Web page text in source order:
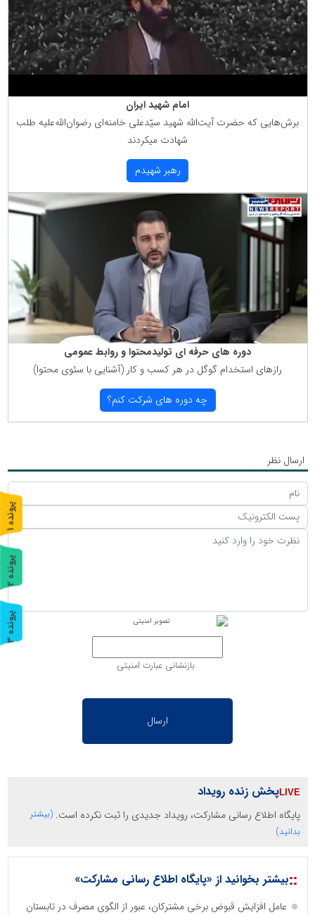
امام شهید ایران
برش‌هایی كه حضرت آیت‌الله شهید سیّدعلی خامنه‌ای رضوان‌الله‌علیه طلب
شهادت میكردند
رهبر شهیدم
دوره های حرفه ای تولیدمحتوا و روابط عمومی
رازهای استخدام گوگل در هر كسب و كار (آشنایی با سئوی محتوا)
چه دوره های شركت كنم؟
ارسال نظر
بازنشانی عبارت امنیتی
پخش زنده رویداد
پایگاه اطلاع رسانی مشارکت، رویداد جدیدی را ثبت نکرده است. (بیشتر
بدانید)
::بیشتر بخوانید از «پایگاه اطلاع رسانی مشارکت»
عامل افزایش قبوض برخی مشترکان، عبور از الگوی مصرف در تابستان
پ
ر
و
ن
د
ه
1
پ
ر
و
ن
د
ه
2
پ
ر
و
ن
د
ه
3